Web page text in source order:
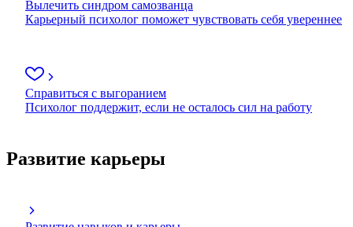
Вылечить синдром самозванца
Карьерный психолог поможет чувствовать себя увереннее
Справиться с выгоранием
Психолог поддержит, если не осталось сил на работу
Развитие карьеры